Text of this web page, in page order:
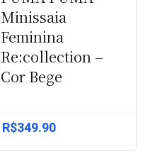
Minissaia
Feminina
Re:collection –
Cor Bege
R$349.90